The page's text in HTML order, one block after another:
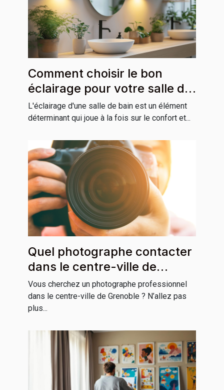
Comment choisir le bon
éclairage pour votre salle de
bain
L'éclairage d'une salle de bain est un élément
déterminant qui joue à la fois sur le confort et...
Quel photographe contacter
dans le centre-ville de
Grenoble ?
Vous cherchez un photographe professionnel
dans le centre-ville de Grenoble ? N’allez pas
plus...